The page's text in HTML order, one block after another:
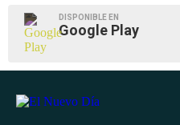
DISPONIBLE EN
Google Play